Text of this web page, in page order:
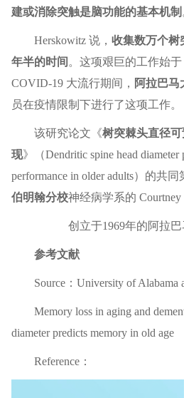
建或消除突触是脑功能的基本机制
Herskowitz 说， 收集数万个树
年半的时间 。这项艰巨的工作始
COVID-19 大流行期间， 阿拉巴马
员在疫情限制下进行了这项工作。
该研究论文《树突棘头直径
现》（Dendritic spine head diameter
performance in older adults）的共
伯明翰分校神经病学系的 Courtney
创立于1969年的阿拉
参考文献
Source：University of Alabama
Memory loss in aging and
diameter predicts memory in old age
Reference：